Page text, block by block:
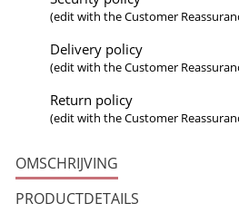
(edit with the Customer
Delivery policy
(edit with the Customer
Return policy
(edit with the Customer
OMSCHRIJVING
PRODUCTDETAILS